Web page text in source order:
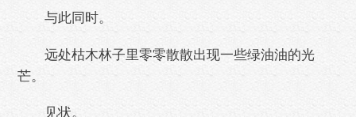
与此同时。
远处枯木林子里零零散散出现一些绿油油的光
芒。
见状。